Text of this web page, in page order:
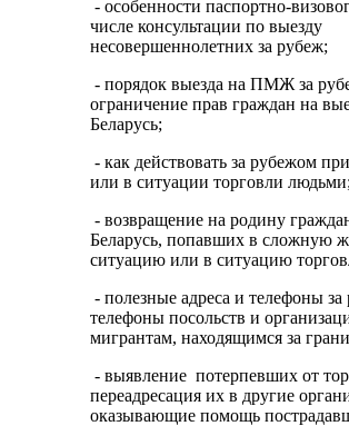
- особенности паспортно-
числе консультации по выезду
несовершеннолетних за рубеж;
- порядок выезда на ПМЖ за
ограничение прав граждан на
Беларусь;
- как действовать за рубежом
или в ситуации торговли людьми;
- возвращение на родину
Беларусь, попавших в сложную
ситуацию или в ситуацию
- полезные адреса и телефоны
телефоны посольств и
мигрантам, находящимся за
- выявление потерпевших от
переадресация их в другие
оказывающие помощь